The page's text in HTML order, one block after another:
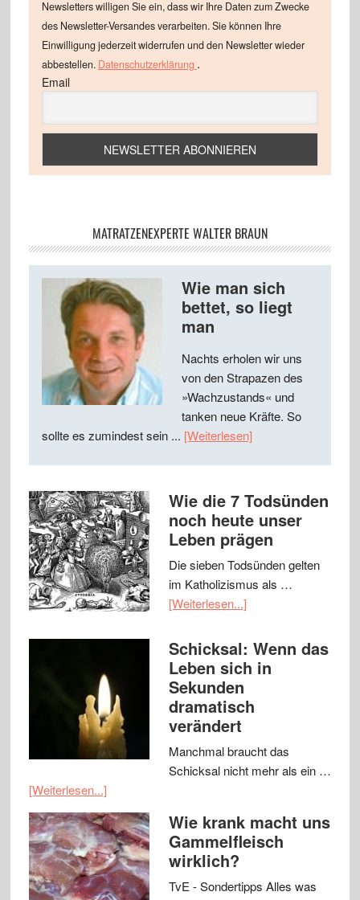
Newsletters willigen Sie ein, dass wir Ihre Daten zum Zwecke
des Newsletter-Versandes verarbeiten. Sie können Ihre
Einwilligung jederzeit widerrufen und den Newsletter wieder
abbestellen. Datenschutzerklärung .
Email
MATRATZENEXPERTE WALTER BRAUN
Wie man sich
bettet, so liegt
man
Nachts erholen wir uns
von den Strapazen des
»Wachzustands« und
tanken neue Kräfte. So
sollte es zumindest sein ... [Weiterlesen]
Wie die 7 Todsünden
noch heute unser
Leben prägen
Die sieben Todsünden gelten
im Katholizismus als …
[Weiterlesen...]
Schicksal: Wenn das
Leben sich in
Sekunden
dramatisch
verändert
Manchmal braucht das
Schicksal nicht mehr als ein …
[Weiterlesen...]
Wie krank macht uns
Gammelfleisch
wirklich?
TvE - Sondertipps Alles was